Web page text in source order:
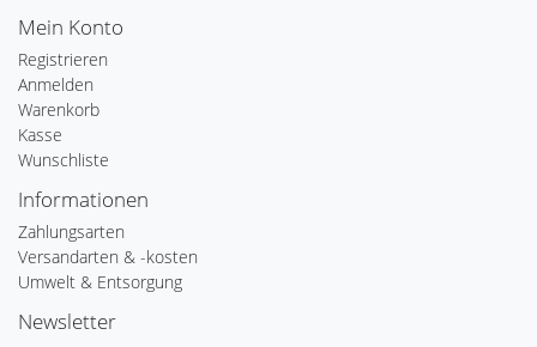
Mein Konto
Registrieren
Anmelden
Warenkorb
Kasse
Wunschliste
Informationen
Zahlungsarten
Versandarten & -kosten
Umwelt & Entsorgung
Newsletter